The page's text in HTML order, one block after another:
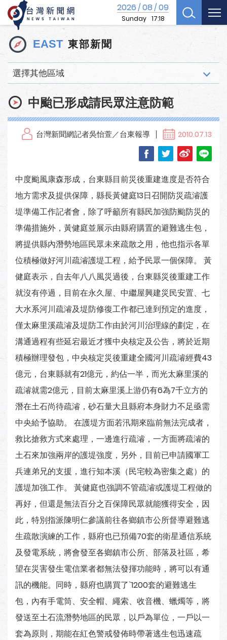
2026/08/09
Sunday 17:18
EAST 東部新聞
選擇其他區域
中颱已形成請民眾注意防範
台灣新聞網記者吳怡萱／台東報導 2010.07.13
中度颱風康森形成，台東縣目前災後重建進度是否符合
地方需求及提供保障，縣長黃健庭13日召開防災疏濬護
堤準備工作記者會，除了呼籲所有縣民加強防颱防災的
準備措施外，黃健庭並展示由縣府購置的避難逃生包，
將提供縣內潛勢地區民眾未來疏散之用，他也指示各單
位積極做好河川疏濬護堤工程，給予民眾一個保障。 黃
健庭表示，自去年八八風災過後，台東縣災後重建工作
就沒有停過，目前在永久屋、中繼屋興建災民安置、七
大水系河川疏濬及堤防修復工作都已達到預定的進度，
僅太麻里溪疏濬及堤防工作由於河川治理線的劃定，在
溝通過程有些延宕最近才獲中央核定及公告，將於近期
積極辦理發包，中央核定災後重建全國河川疏濬經費43
億元，台東縣就有21億元，約佔一半，而光太麻里溪的
疏濬就需2億元，目前太麻里溪上游仍有6為7千立方的
潛在土石尚待疏濬，砂石量大且縣府本身財力不足亟需
中央給予協助。 在護堤方面若汛期來臨前無法完成者，
救比搶救方式來處理，一邊進行疏濬，一方面將疏濬的
土石來加強兩岸的護堤強度，另外，目前已申請國軍工
兵連弟兄的支援，進行知本溪（民宅較為密集之處）的
護堤加強工作。 黃健庭也強調不管疏濬或護堤工程做的
再好，但還是無法百分之百保障民眾就能獲得安全，因
此，特別指派陳明仁參議前往各鄉鎮市公所督導避難逃
生疏散演練的工作，縣府也已預備70套的衛星通信系統
及發電系統，將會發至各鄉鎮市公所、部落及社區，希
望在災害發生電信業者都無法發揮功能時，將可以有通
訊的機能。同時，縣府也購買了`1200套的避難逃生
包，內有手電筒、安全帽、繩索、收音機、蠟燭等，將
發送至土石流潛勢地區的民眾，以戶為單位，一戶以一
套為原則，期能在紅色警戒發佈時帶著逃生包迅速疏